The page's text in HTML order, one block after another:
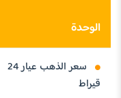
الوحدة
سعر الذهب عيار 24
قيراط